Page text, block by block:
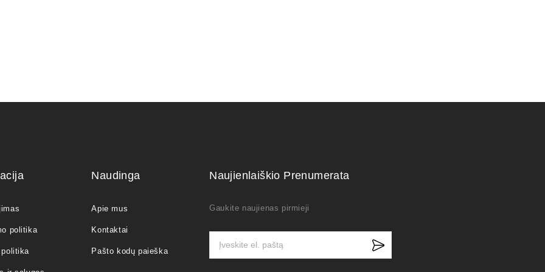
politika
Naudinga
Apie mus
Kontaktai
Pašto kodų paieška
Naujienlaiškio Prenumerata
Gaukite naujienas pirmieji